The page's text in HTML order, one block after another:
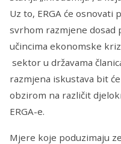
Uz to, ERGA će
svrhom razmjene dosad
učincima ekonomske
sektor u državama
razmjena iskustava bit
obzirom na različit
ERGA-e.
Mjere koje poduzimaju